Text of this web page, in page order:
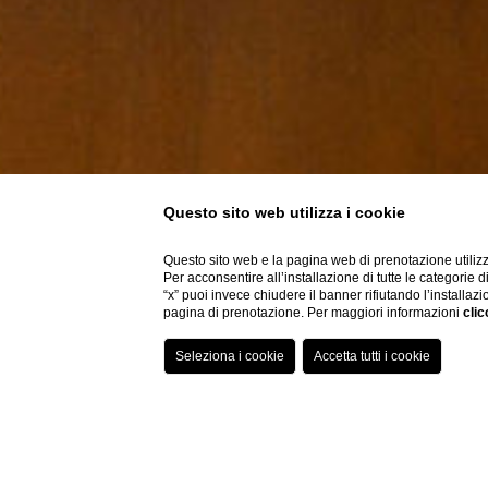
Questo sito web utilizza i cookie
Questo sito web e la pagina web di prenotazione
Per acconsentire all’installazione di tutte le categorie
“x” puoi invece chiudere il banner rifiutando
pagina di prenotazione. Per maggiori informazioni